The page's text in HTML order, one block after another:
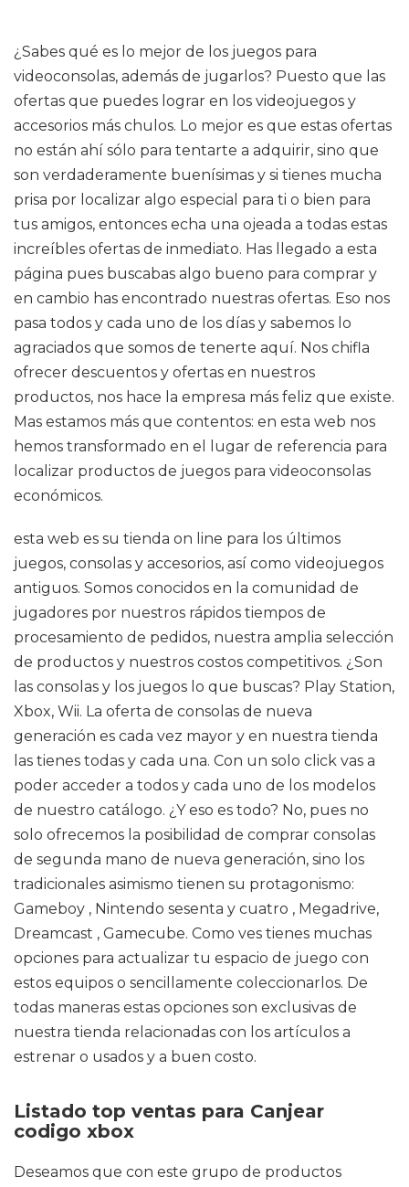
¿Sabes qué es lo mejor de los juegos para
videoconsolas, además de jugarlos? Puesto que las
ofertas que puedes lograr en los videojuegos y
accesorios más chulos. Lo mejor es que estas ofertas
no están ahí sólo para tentarte a adquirir, sino que
son verdaderamente buenísimas y si tienes mucha
prisa por localizar algo especial para ti o bien para
tus amigos, entonces echa una ojeada a todas estas
increíbles ofertas de inmediato. Has llegado a esta
página pues buscabas algo bueno para comprar y
en cambio has encontrado nuestras ofertas. Eso nos
pasa todos y cada uno de los días y sabemos lo
agraciados que somos de tenerte aquí. Nos chifla
ofrecer descuentos y ofertas en nuestros
productos, nos hace la empresa más feliz que existe.
Mas estamos más que contentos: en esta web nos
hemos transformado en el lugar de referencia para
localizar productos de juegos para videoconsolas
económicos.
esta web es su tienda on line para los últimos
juegos, consolas y accesorios, así como videojuegos
antiguos. Somos conocidos en la comunidad de
jugadores por nuestros rápidos tiempos de
procesamiento de pedidos, nuestra amplia selección
de productos y nuestros costos competitivos. ¿Son
las consolas y los juegos lo que buscas? Play Station,
Xbox, Wii. La oferta de consolas de nueva
generación es cada vez mayor y en nuestra tienda
las tienes todas y cada una. Con un solo click vas a
poder acceder a todos y cada uno de los modelos
de nuestro catálogo. ¿Y eso es todo? No, pues no
solo ofrecemos la posibilidad de comprar consolas
de segunda mano de nueva generación, sino los
tradicionales asimismo tienen su protagonismo:
Gameboy , Nintendo sesenta y cuatro , Megadrive,
Dreamcast , Gamecube. Como ves tienes muchas
opciones para actualizar tu espacio de juego con
estos equipos o sencillamente coleccionarlos. De
todas maneras estas opciones son exclusivas de
nuestra tienda relacionadas con los artículos a
estrenar o usados y a buen costo.
Listado top ventas para Canjear
codigo xbox
Deseamos que con este grupo de productos